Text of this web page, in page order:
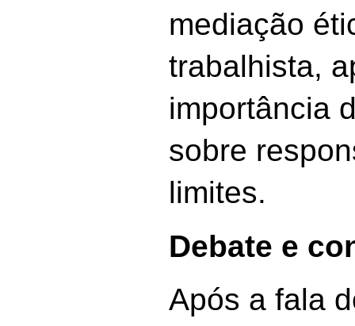
mediação
trabalhista,
importância
sobre
limites.
Debate e
Após a fala